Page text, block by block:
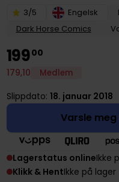
3/5 Engelsk
Dark Horse Comics
19900
179,10 Medlem
Slippdato: 18. januar 2018
Varsle
Lagerstatus onlineIkke
Klikk & HentIkke på lager